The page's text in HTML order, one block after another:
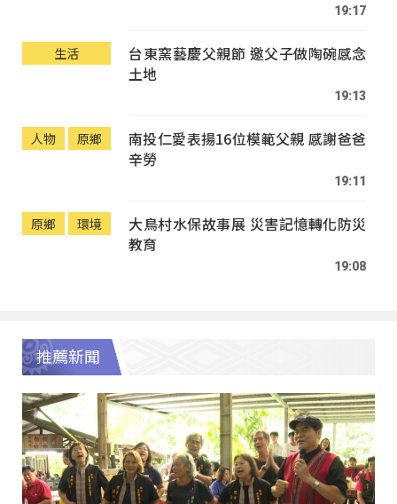
19:17
生活
台東窯藝慶父親節 邀父子做陶碗感念
土地
19:13
人物 原鄉
南投仁愛表揚16位模範父親 感謝爸爸
辛勞
19:11
原鄉 環境
大鳥村水保故事展 災害記憶轉化防災
教育
19:08
推薦新聞